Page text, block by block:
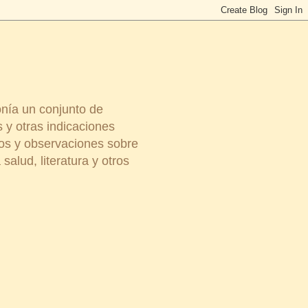
un conjunto de
y otras indicaciones
y observaciones sobre
literatura y otros